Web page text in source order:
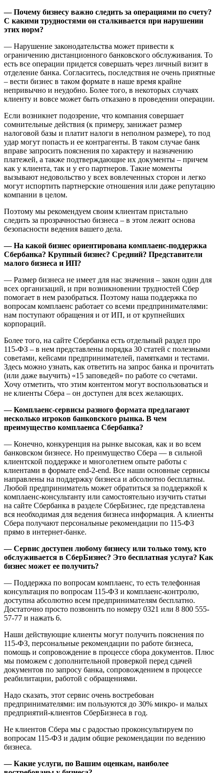
— Почему бизнесу важно следить за операциями по счету?
С какими трудностями он сталкивается при нарушении
этих норм?
— Нарушение законодательства может привести к
ограничению дистанционного банковского обслуживания. То
есть все операции придется совершать через личный визит в
отделение банка. Согласитесь, последствия не очень приятные
– вести бизнес в таком формате в наше время крайне
непривычно и неудобно. Более того, в некоторых случаях
клиенту и вовсе может быть отказано в проведении операции.
Если возникнет подозрение, что компания совершает
сомнительные действия (к примеру, занижает размер
налоговой базы и платит налоги в неполном размере), то под
удар могут попасть и ее контрагенты. В таком случае банк
вправе запросить пояснения по характеру и назначению
платежей, а также подтверждающие их документы – причем
как у клиента, так и у его партнеров. Такие моменты
вызывают недовольство у всех вовлеченных сторон и легко
могут испортить партнерские отношения или даже репутацию
компании в целом.
Поэтому мы рекомендуем своим клиентам пристально
следить за прозрачностью бизнеса – в этом лежит основа
безопасности ведения вашего дела.
— На какой бизнес ориентирована комплаенс-поддержка
Сбербанка? Крупный бизнес? Средний? Представители
малого бизнеса и ИП?
— Размер бизнеса не имеет для нас значения – закон один для
всех организаций, и при возникновении трудностей Сбер
помогает в нем разобраться. Поэтому наша поддержка по
вопросам комплаенс работает со всеми предпринимателями:
нам поступают обращения и от ИП, и от крупнейших
корпораций.
Более того, на сайте Сбербанка есть отдельный раздел про
115-ФЗ – в нем представлены порядка 30 статей с полезными
советами, кейсами предпринимателей, памятками и тестами.
Здесь можно узнать, как ответить на запрос банка и прочитать
(или даже выучить) «15 заповедей» по работе со счетами.
Хочу отметить, что этим контентом могут воспользоваться и
не клиенты Сбера – он доступен для всех желающих.
— Комплаенс-сервисы разного формата предлагают
несколько игроков банковского рынка. В чем
преимущество комплаенса Сбербанка?
— Конечно, конкуренция на рынке высокая, как и во всем
банковском бизнесе. Но преимущество Сбера — в сильной
клиентской поддержке и многолетнем опыте работы с
клиентами в формате end-2-end. Все наши основные сервисы
направлены на поддержку бизнеса и абсолютно бесплатны.
Любой предприниматель может обратиться за поддержкой к
комплаенс-консультанту или самостоятельно изучить статьи
на сайте Сбербанка в разделе СберБизнес, где представлена
вся необходимая для ведения бизнеса информация. А клиенты
Сбера получают персональные рекомендации по 115-ФЗ
прямо в интернет-банке.
— Сервис доступен любому бизнесу или только тому, кто
обслуживается в СберБизнес? Это бесплатная услуга? Как
бизнес может ее получить?
— Поддержка по вопросам комплаенс, то есть телефонная
консультация по вопросам 115-ФЗ и комплаенс-контролю,
доступна абсолютно всем предпринимателям бесплатно.
Достаточно просто позвонить по номеру 0321 или 8 800 555-
57-77 и нажать 6.
Наши действующие клиенты могут получить пояснения по
115-ФЗ, персональные рекомендации по работе бизнеса,
помощь и сопровождение в процессе сбора документов. Плюс
мы поможем с дополнительной проверкой перед сдачей
документов по запросу банка, сопровождением в процессе
реабилитации, работой с обращениями.
Надо сказать, этот сервис очень востребован
предпринимателями: им пользуются до 30% микро- и малых
предприятий-клиентов СберБизнеса в год.
Не клиентов Сбера мы с радостью проконсультируем по
вопросам 115-ФЗ и дадим общие рекомендации по ведению
бизнеса.
— Какие услуги, по Вашим оценкам, наиболее